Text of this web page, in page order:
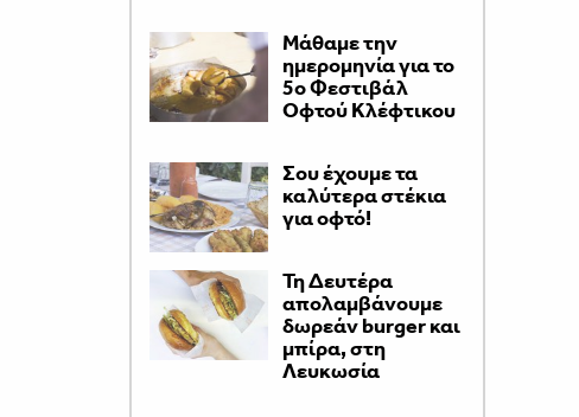
Μάθαμε την
ημερομηνία για το
5ο Φεστιβάλ
Οφτού Κλέφτικου
Σου έχουμε τα
καλύτερα στέκια
για οφτό!
Τη Δευτέρα
απολαμβάνουμε
δωρεάν burger και
μπίρα, στη
Λευκωσία